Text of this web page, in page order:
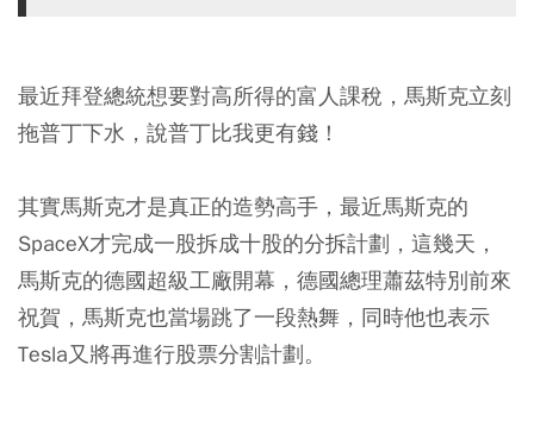
最近拜登總統想要對高所得的富人課稅，馬斯克立刻
拖普丁下水，說普丁比我更有錢！
其實馬斯克才是真正的造勢高手，最近馬斯克的
SpaceX才完成一股拆成十股的分拆計劃，這幾天，
馬斯克的德國超級工廠開幕，德國總理蕭茲特別前來
祝賀，馬斯克也當場跳了一段熱舞，同時他也表示
Tesla又將再進行股票分割計劃。